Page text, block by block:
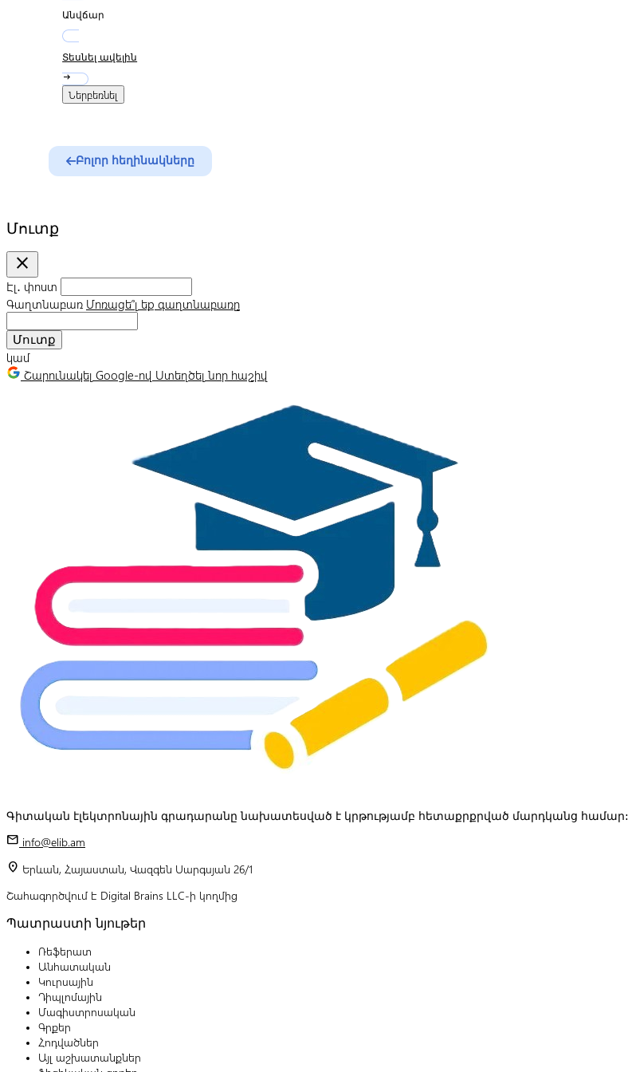
Անվճար
Տեսնել ավելին
arrow_right_alt
Ներբեռնել
Բոլոր հեղինակները
Մուտք
close
Էլ․ փոստ
Գաղտնաբառ Մոռացե՞լ եք գաղտնաբառը
Մուտք
կամ
Շարունակել Google-ով Ստեղծել նոր հաշիվ
Գիտական էլեկտրոնային գրադարանը նախատեսված է կրթությամբ հետաքրքրված մարդկանց համար:
mail info@elib.am
location_on Երևան, Հայաստան, Վազգեն Սարգսյան 26/1
Շահագործվում է Digital Brains LLC-ի կողմից
Պատրաստի նյութեր
Ռեֆերատ
Անհատական
Կուրսային
Դիպլոմային
Մագիստրոսական
Գրքեր
Հոդվածներ
Այլ աշխատանքներ